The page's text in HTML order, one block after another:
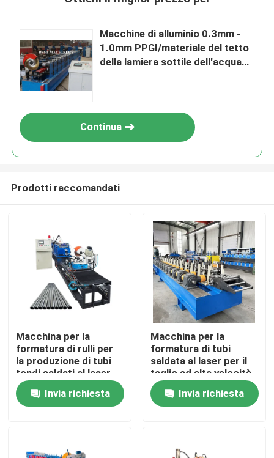
Casa
Circa noi
Macchine di alluminio 0.3mm -
1.0mm PPGI/materiale del tetto
della lamiera sottile dell'acqua
Continua
Prodotti raccomandati
Macchina per la
formatura di rulli per
la produzione di tubi
tondi saldati al laser
zincati a profilo
d'acciaioInvia richiesta
Macchina per la
formatura di tubi
saldata al laser per il
taglio ad alta velocità
e senza interruzioni di
profili in acciaio
20x20-40x40mm
Invia richiesta